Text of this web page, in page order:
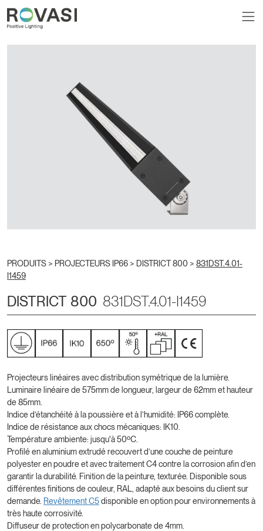
PRODUITS > PROJECTEURS IP66 > DISTRICT 800 > 831DST.4.01-
I1459
DISTRICT 800 831DST.4.01-I1459
Projecteurs linéaires avec distribution symétrique de la lumière.
Luminaire linéaire de 575mm de longueur, largeur de 62mm et hauteur
de 85mm.
Indice d’étanchéité à la poussière et à l’humidité: IP66 complète.
Indice de résistance aux chocs mécaniques: IK10.
Température ambiente: jusqu'à 50ºC.
Profilé en aluminium extrudé recouvert d’une couche de peinture
polyester en poudre et avec traitement C4 contre la corrosion afin d’en
garantir la durabilité. Finition de la peinture, texturée. Disponible sous
différentes finitions de couleur, RAL, adapté aux besoins du client sur
demande. Revêtement C5disponible en option pour environnements à
très haute corrosivité.
Diffuseur de protection en polycarbonate de 4mm.